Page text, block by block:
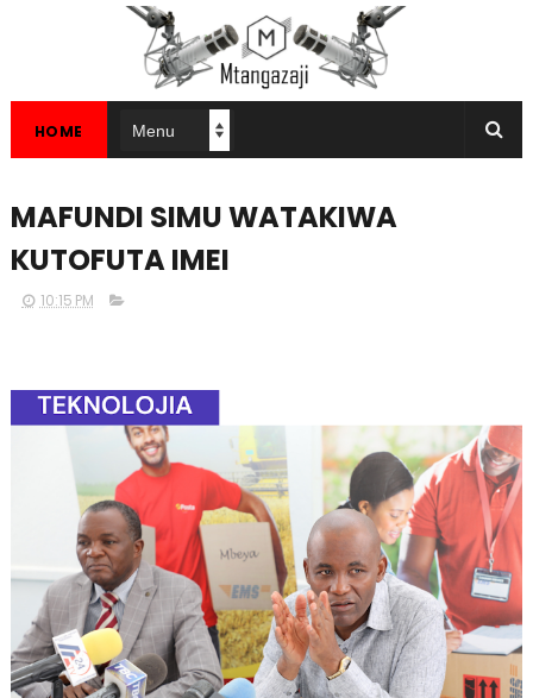
HOME
MAFUNDI SIMU WATAKIWA
KUTOFUTA IMEI
10:15 PM